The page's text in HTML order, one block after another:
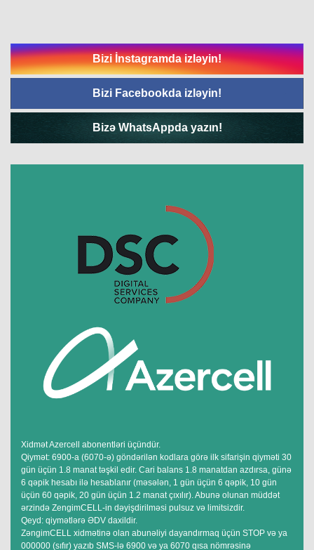
Bizi İnstagramda izləyin!
Bizi Facebookda izləyin!
Bizə WhatsAppda yazın!
Xidmət Azercell abonentləri üçündür.
Qiymət: 6900-a (6070-ə) göndərilən kodlara görə ilk sifarişin qiyməti 30
gün üçün 1.8 manat təşkil edir. Cari balans 1.8 manatdan azdırsa, günə
6 qəpik hesabı ilə hesablanır (məsələn, 1 gün üçün 6 qəpik, 10 gün
üçün 60 qəpik, 20 gün üçün 1.2 manat çıxılır). Abunə olunan müddət
ərzində ZengimCELL-in dəyişdirilməsi pulsuz və limitsizdir.
Qeyd: qiymətlərə ƏDV daxildir.
ZəngimCELL xidmətinə olan abunəliyi dayandırmaq üçün STOP və ya
000000 (sıfır) yazıb SMS-lə 6900 və ya 6070 qısa nömrəsinə